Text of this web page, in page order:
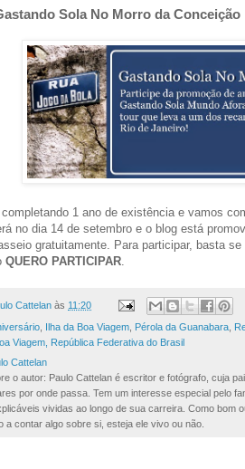
Sola No Morro da Conceição
1 ano de existência e vamos
no dia 14 de setembro e o blog está
gratuitamente. Para participar, basta se
QUERO PARTICIPAR
Cattelan às 11:20
Ilha da Boa Viagem Pérola da Guanabara
Viagem, República Federativa do Brasil
Cattelan
o autor: Paulo Cattelan é escritor e fotógrafo, cuja
por onde passa. Tem um interesse especial pelo
vividas ao longo de sua carreira. Como bom
a contar algo sobre si, esteja ele vivo ou não.